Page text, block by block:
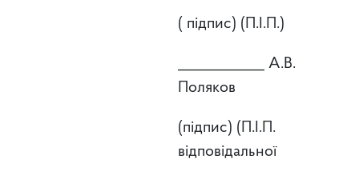
( підпис) (П.І.П.)
____________ А.В.
Поляков
(підпис) (П.І.П.
відповідальної